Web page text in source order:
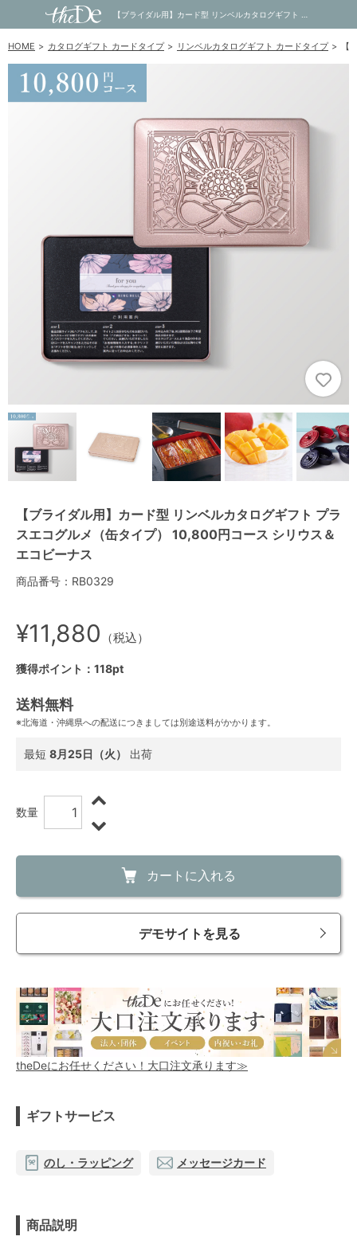
HOME カタログギフト カードタイプ リンベルカタログギフト カードタイプ 【
【ブライダル用】カード型 リンベルカタログギフト プラ
スエコグルメ（缶タイプ） 10,800円コース シリウス＆
エコビーナス
商品番号：RB0329
¥11,880 （税込）
獲得ポイント：118pt
送料無料
※北海道・沖縄県への配送につきましては別途送料がかかります。
最短 8月25日（火） 出荷
数量
カートに入れる
デモサイトを見る
theDeにお任せください！大口注文承ります≫
ギフトサービス
のし・ラッピング メッセージカード
商品説明